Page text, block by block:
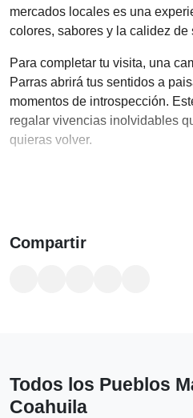
mercados locales es una
colores, sabores y la calidez de
Para completar tu visita, una
Parras abrirá tus sentidos a
momentos de introspección.
regalar vivencias inolvidables
quieras volver.
Compartir
Todos los Pueblos
Coahuila